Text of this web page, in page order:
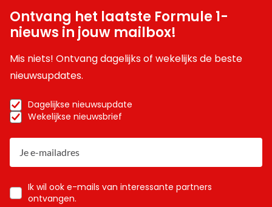
Ontvang het laatste Formule 1-
nieuws in jouw mailbox!
Mis niets! Ontvang dagelijks of wekelijks de beste
nieuwsupdates.
Dagelijkse nieuwsupdate
Wekelijkse nieuwsbrief
Ik wil ook e-mails van interessante partners
ontvangen.